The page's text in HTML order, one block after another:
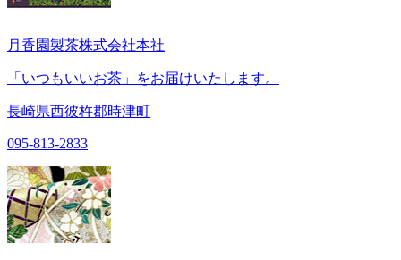
月香園製茶株式会社本社
「いつもいいお茶」をお届けいたします。
長崎県西彼杵郡時津町
095-813-2833